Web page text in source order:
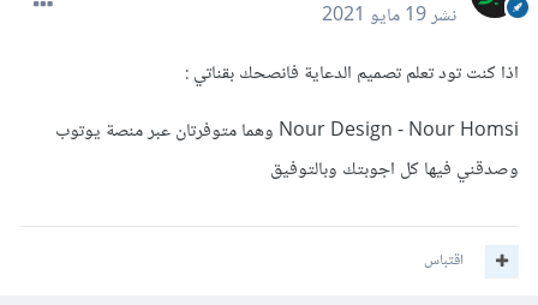
نشر19 مايو 2021
اذا كنت تود تعلم تصميم الدعاية فانصحك بقناتي :
Nour Design - Nour Homsi وهما متوفرتان عبر منصة يوتوب
وصدقني فيها كل اجوبتك وبالتوفيق
اقتباس